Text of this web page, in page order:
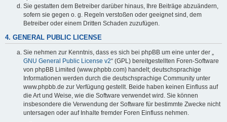
Sie gestatten dem Betreiber darüber hinaus, Ihre Beiträge abzuändern,
sofern sie gegen o. g. Regeln verstoßen oder geeignet sind, dem
Betreiber oder einem Dritten Schaden zuzufügen.
4. GENERAL PUBLIC LICENSE
Sie nehmen zur Kenntnis, dass es sich bei phpBB um eine unter der „
GNU General Public License v2“ (GPL) bereitgestellten Foren-Software
von phpBB Limited (www.phpbb.com) handelt; deutschsprachige
Informationen werden durch die deutschsprachige Community unter
www.phpbb.de zur Verfügung gestellt. Beide haben keinen Einfluss auf
die Art und Weise, wie die Software verwendet wird. Sie können
insbesondere die Verwendung der Software für bestimmte Zwecke nicht
untersagen oder auf Inhalte fremder Foren Einfluss nehmen.